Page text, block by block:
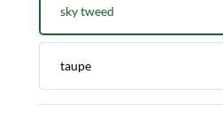
sky tweed
taupe